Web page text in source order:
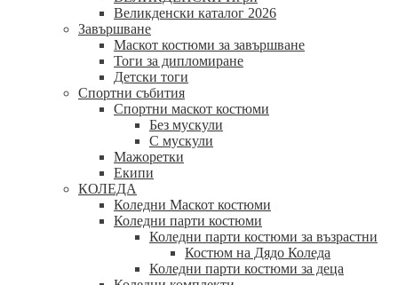
Великденски каталог 2026
Завършване
Маскот костюми за завършване
Тоги за дипломиране
Детски тоги
Спортни събития
Спортни маскот костюми
Без мускули
С мускули
Мажоретки
Екипи
КОЛЕДА
Коледни Маскот костюми
Коледни парти костюми
Коледни парти костюми за възрастни
Костюм на Дядо Коледа
Коледни парти костюми за деца